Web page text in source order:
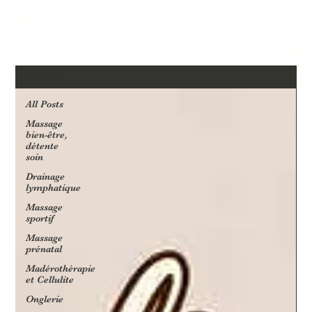
All Posts
Massage
bien-être,
détente
soin
Drainage
lymphatique
Massage
sportif
Massage
prénatal
Madérothérapie
et Cellulite
Onglerie